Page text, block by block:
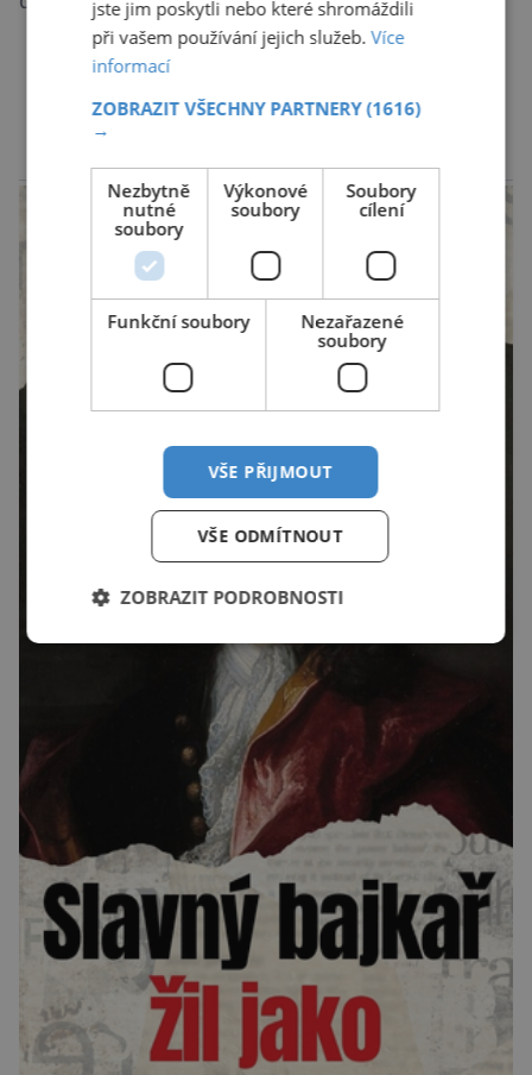
léta. Nová analýza mezinárodního konsorcia
World Weather Attribution (WWA) ukazuje, že
klimatická změna zásadně zvyšuje
pravděpodobnost vzniku podmínek, ve kterých
zvladatelný. Vědci analyzovali kombinaci
vysokých teplot, dlouhodobého […]
DALŠÍ ČLÁNKY ›
reklama
jste jim poskytli nebo které shromáždili
při vašem používání jejich služeb.Více
informací
ZOBRAZIT VŠECHNY PARTNERY(1616)
→
Nezbytně
nutné
soubory
Výkonové
soubory
Soubory
cílení
Funkční soubory
Nezařazené
soubory
VŠE PŘIJMOUT
VŠE ODMÍTNOUT
ZOBRAZIT PODROBNOSTI